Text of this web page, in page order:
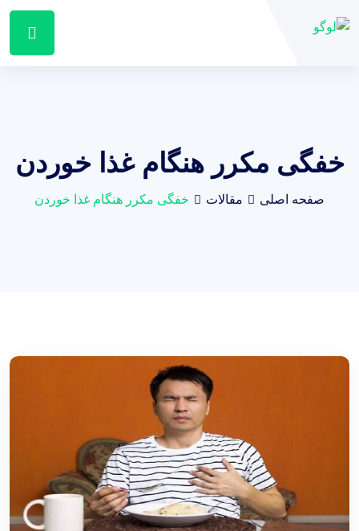
خفگی مکرر هنگام غذا خوردن
صفحه اصلی مقالات خفگی مکرر هنگام غذا خوردن